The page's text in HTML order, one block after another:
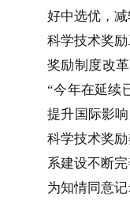
好中选优，
科学技术奖
奖励制度改
“今年在延续
提升国际影
科学技术奖
系建设不断
为知情同意